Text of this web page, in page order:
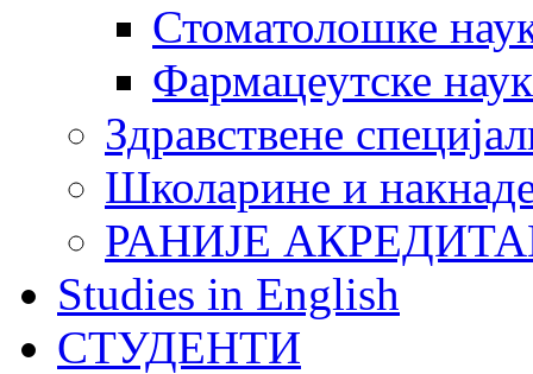
Стоматолошке
Фармацеутске
Здравствене
Школарине и
РАНИЈЕ
Studies in English
СТУДЕНТИ